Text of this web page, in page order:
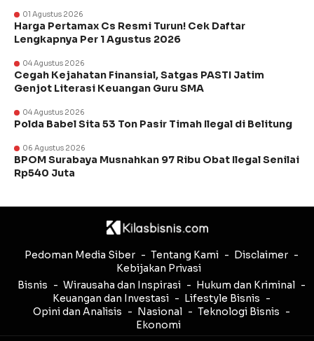
01 Agustus 2026
Harga Pertamax Cs Resmi Turun! Cek Daftar
Lengkapnya Per 1 Agustus 2026
04 Agustus 2026
Cegah Kejahatan Finansial, Satgas PASTI Jatim
Genjot Literasi Keuangan Guru SMA
04 Agustus 2026
Polda Babel Sita 53 Ton Pasir Timah Ilegal di Belitung
06 Agustus 2026
BPOM Surabaya Musnahkan 97 Ribu Obat Ilegal Senilai
Rp540 Juta
Pedoman Media Siber Tentang Kami
Disclaimer
Kebijakan Privasi
Bisnis
Wirausaha dan Inspirasi
Hukum dan Kriminal
Keuangan dan Investasi
Lifestyle Bisnis
Opini dan Analisis
Nasional
Teknologi Bisnis
Ekonomi